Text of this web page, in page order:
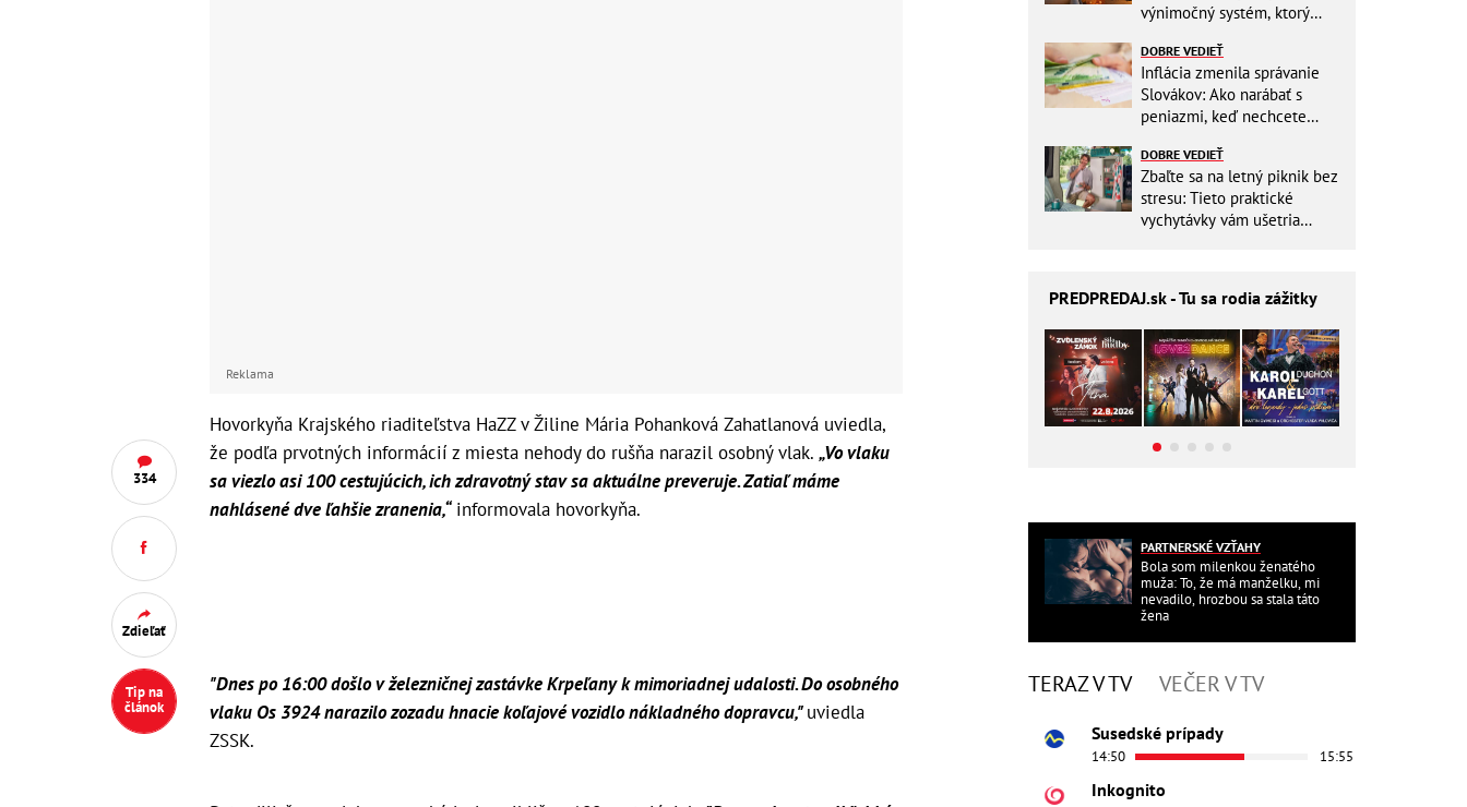
334
Zdieľať
Tip na
článok
Reklama
Hovorkyňa Krajského riaditeľstva HaZZ v Žiline Mária Pohanková Zahatlanová uviedla,
že podľa prvotných informácií z miesta nehody do rušňa narazil osobný vlak. „Vo vlaku
sa viezlo asi 100 cestujúcich, ich zdravotný stav sa aktuálne preveruje. Zatiaľ máme
nahlásené dve ľahšie zranenia,“informovala hovorkyňa.
"Dnes po 16:00 došlo v železničnej zastávke Krpeľany k mimoriadnej udalosti. Do osobného
vlaku Os 3924 narazilo zozadu hnacie koľajové vozidlo nákladného dopravcu,"uviedla
ZSSK.
výnimočný systém, ktorý
DOBRE VEDIEŤ
Inflácia zmenila správanie
Slovákov: Ako narábať s
peniazmi, keď nechcete
DOBRE VEDIEŤ
Zbaľte sa na letný piknik bez
stresu: Tieto praktické
vychytávky vám ušetria
PREDPREDAJ.sk - Tu sa rodia zážitky
PARTNERSKÉ VZŤAHY
Bola som milenkou ženatého
muža: To, že má manželku, mi
nevadilo, hrozbou sa stala táto
žena
TERAZ V TV VEČER V TV
Susedské prípady
14:50 15:55
Inkognito